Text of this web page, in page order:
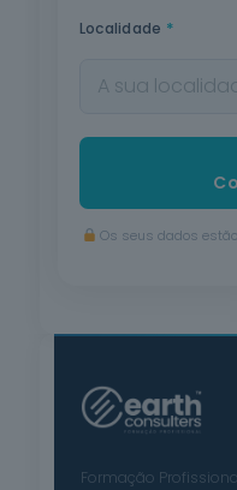
Localidade *
Os seus dados
Formação